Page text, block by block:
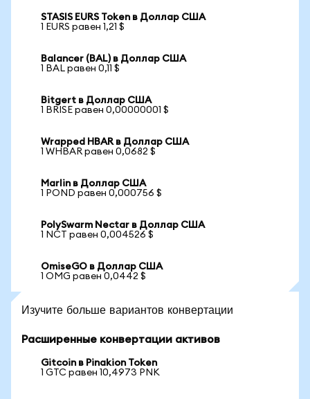
STASIS EURS Token в Доллар США
1 EURS равен 1,21 $
Balancer (BAL) в Доллар США
1 BAL равен 0,11 $
Bitgert в Доллар США
1 BRISE равен 0,00000001 $
Wrapped HBAR в Доллар США
1 WHBAR равен 0,0682 $
Marlin в Доллар США
1 POND равен 0,000756 $
PolySwarm Nectar в Доллар США
1 NCT равен 0,004526 $
OmiseGO в Доллар США
1 OMG равен 0,0442 $
Изучите больше вариантов конвертации
Расширенные конвертации активов
Gitcoin в Pinakion Token
1 GTC равен 10,4973 PNK